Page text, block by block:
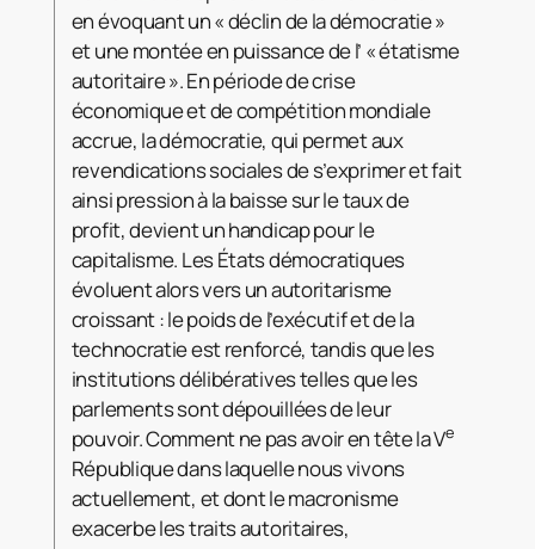
en évoquant un « déclin de la démocratie »
et une montée en puissance de l’ « étatisme
autoritaire ». En période de crise
économique et de compétition mondiale
accrue, la démocratie, qui permet aux
revendications sociales de s’exprimer et fait
ainsi pression à la baisse sur le taux de
profit, devient un handicap pour le
capitalisme. Les États démocratiques
évoluent alors vers un autoritarisme
croissant : le poids de l’exécutif et de la
technocratie est renforcé, tandis que les
institutions délibératives telles que les
parlements sont dépouillées de leur
pouvoir. Comment ne pas avoir en tête la Ve
République dans laquelle nous vivons
actuellement, et dont le macronisme
exacerbe les traits autoritaires,